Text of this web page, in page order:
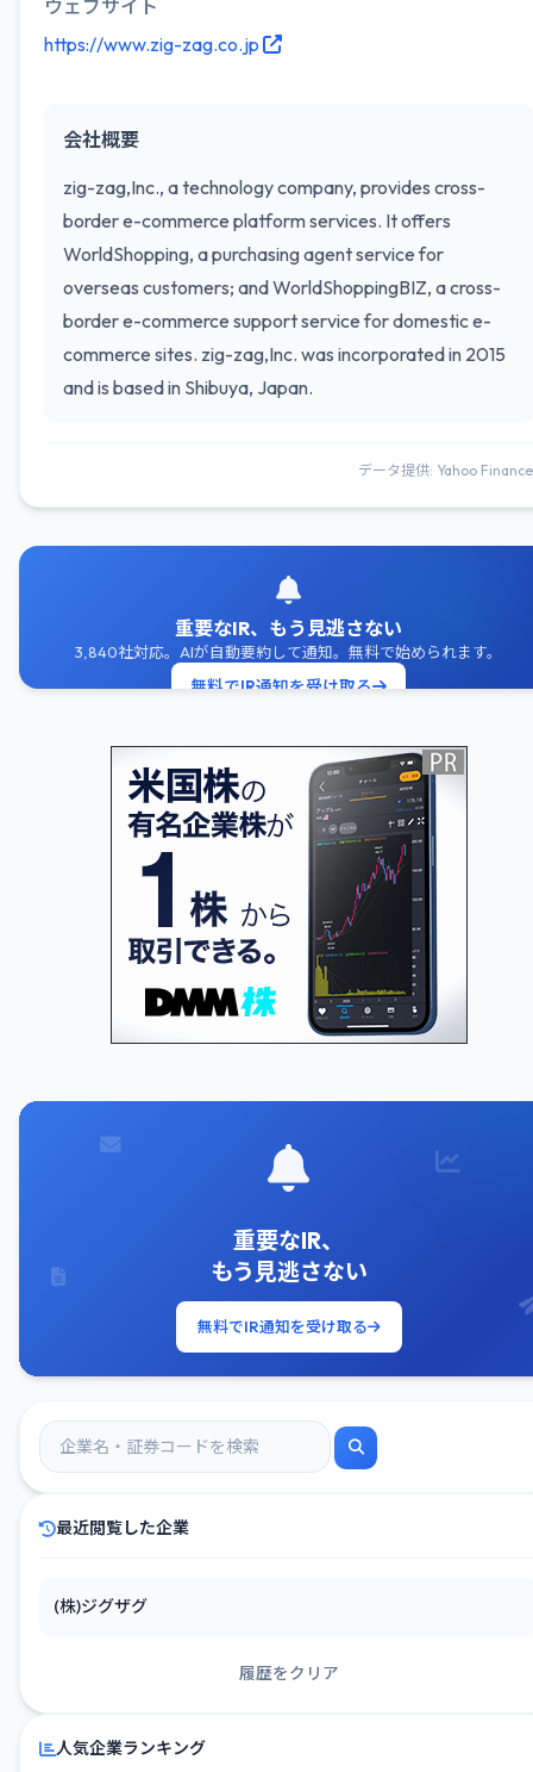
ウェブサイト
https://www.zig-zag.co.jp
会社概要
zig-zag,Inc., a technology company, provides cross-
border e-commerce platform services. It offers
WorldShopping, a purchasing agent service for
overseas customers; and WorldShoppingBIZ, a cross-
border e-commerce support service for domestic e-
commerce sites. zig-zag,Inc. was incorporated in 2015
and is based in Shibuya, Japan.
データ提供: Yahoo Finance
重要なIR、もう見逃さない
3,840社対応。AIが自動要約して通知。無料で始められます。
無料でIR通知を受け取る
重要なIR、
もう見逃さない
無料でIR通知を受け取る
最近閲覧した企業
(株)ジグザグ
履歴をクリア
人気企業ランキング